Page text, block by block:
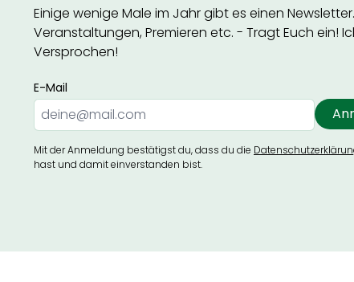
Einige wenige Male im Jahr gibt es einen
Veranstaltungen, Premieren etc. - Tragt Euch ein!
Versprochen!
E-Mail
Mit der Anmeldung bestätigst du, dass du die
hast und damit einverstanden bist.